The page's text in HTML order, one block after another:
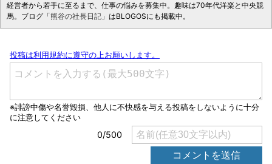
経営者から若手に至るまで、仕事の悩みを募集中。趣味は70年代洋楽と中央競
馬。ブログ「熊谷の社長日記 」はBLOGOSにも掲載中。